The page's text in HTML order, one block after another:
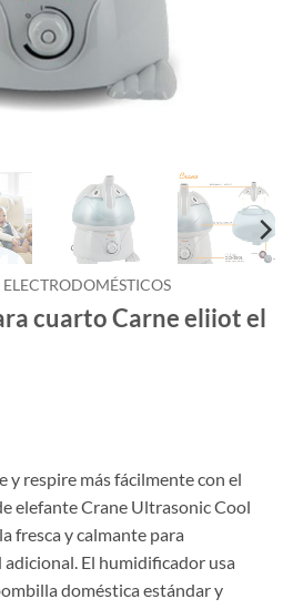
ELECTRODOMÉSTICOS
cuarto Carne eliiot el
y respire más fácilmente con el
elefante Crane Ultrasonic Cool
fresca y calmante para
El humidificador usa
doméstica estándar y